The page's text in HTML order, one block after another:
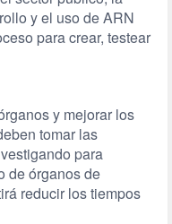
y el uso de ARN
para crear, testear
y mejorar los
tomar las
para
de órganos de
reducir los tiempos